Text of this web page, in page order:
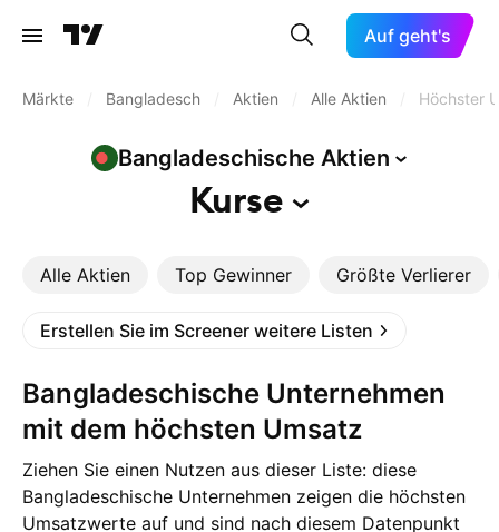
Auf geht's
Märkte Bangladesch Aktien Alle Aktien Höchster
Bangladeschische Aktien
Kurse
Alle Aktien Top Gewinner Größte Verlierer
Erstellen Sie im Screener weitere Listen
Bangladeschische Unternehmen
mit dem höchsten Umsatz
Ziehen Sie einen Nutzen aus dieser Liste: diese
Bangladeschische Unternehmen zeigen die höchsten
Umsatzwerte auf und sind nach diesem Datenpunkt